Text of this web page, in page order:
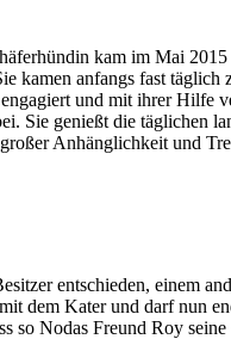
kam im Mai
kamen anfangs fast
und mit ihrer
Sie genießt die täglichen
Anhänglichkeit und
entschieden, einem
dem Kater und darf nun
so Nodas Freund Roy